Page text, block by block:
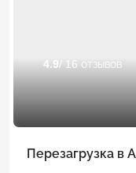
4.9/ 16 отзывов
Перезагрузка в